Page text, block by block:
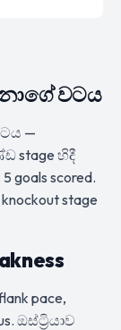
වටය
—
stage හිදී
goals scored.
stage
pace,
ඔස්ට්‍රියාව